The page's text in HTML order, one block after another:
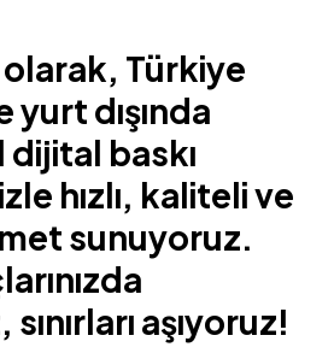
Türkiye
dışında
baskı
hızlı, kaliteli ve
sunuyoruz.
sınırları aşıyoruz!